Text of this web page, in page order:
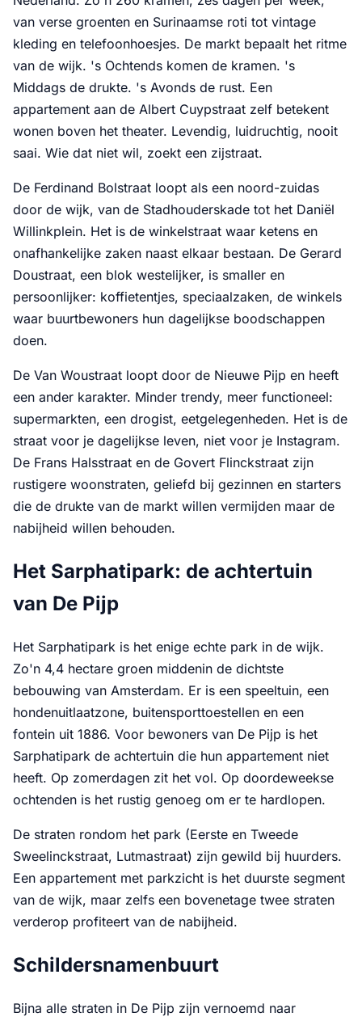
van verse groenten en Surinaamse roti tot vintage
kleding en telefoonhoesjes. De markt bepaalt het ritme
van de wijk. 's Ochtends komen de kramen. 's
Middags de drukte. 's Avonds de rust. Een
appartement aan de Albert Cuypstraat zelf betekent
wonen boven het theater. Levendig, luidruchtig, nooit
saai. Wie dat niet wil, zoekt een zijstraat.
De Ferdinand Bolstraat loopt als een noord-zuidas
door de wijk, van de Stadhouderskade tot het Daniël
Willinkplein. Het is de winkelstraat waar ketens en
onafhankelijke zaken naast elkaar bestaan. De Gerard
Doustraat, een blok westelijker, is smaller en
persoonlijker: koffietentjes, speciaalzaken, de winkels
waar buurtbewoners hun dagelijkse boodschappen
doen.
De Van Woustraat loopt door de Nieuwe Pijp en heeft
een ander karakter. Minder trendy, meer functioneel:
supermarkten, een drogist, eetgelegenheden. Het is de
straat voor je dagelijkse leven, niet voor je Instagram.
De Frans Halsstraat en de Govert Flinckstraat zijn
rustigere woonstraten, geliefd bij gezinnen en starters
die de drukte van de markt willen vermijden maar de
nabijheid willen behouden.
Het Sarphatipark: de achtertuin
van De Pijp
Het Sarphatipark is het enige echte park in de wijk.
Zo'n 4,4 hectare groen middenin de dichtste
bebouwing van Amsterdam. Er is een speeltuin, een
hondenuitlaatzone, buitensporttoestellen en een
fontein uit 1886. Voor bewoners van De Pijp is het
Sarphatipark de achtertuin die hun appartement niet
heeft. Op zomerdagen zit het vol. Op doordeweekse
ochtenden is het rustig genoeg om er te hardlopen.
De straten rondom het park (Eerste en Tweede
Sweelinckstraat, Lutmastraat) zijn gewild bij huurders.
Een appartement met parkzicht is het duurste segment
van de wijk, maar zelfs een bovenetage twee straten
verderop profiteert van de nabijheid.
Schildersnamenbuurt
Bijna alle straten in De Pijp zijn vernoemd naar